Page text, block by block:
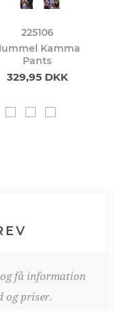
225106
Kamma
Pants
329,95 DKK
få information
og priser.